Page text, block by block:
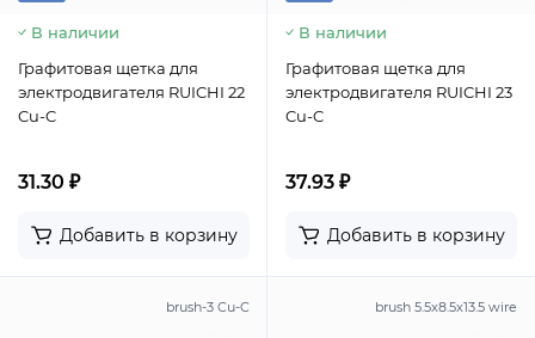
В наличии
Графитовая щетка для
электродвигателя RUICHI 22
Cu-C
31.30 ₽
Добавить в корзину
В наличии
Графитовая щетка для
электродвигателя RUICHI 23
Cu-C
37.93 ₽
Добавить в корзину
brush-3 Cu-C brush 5.5x8.5x13.5 wire